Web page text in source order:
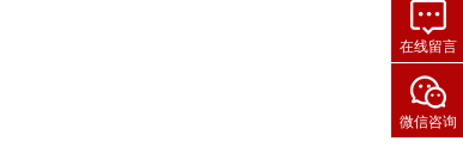
在线留言
微信咨询